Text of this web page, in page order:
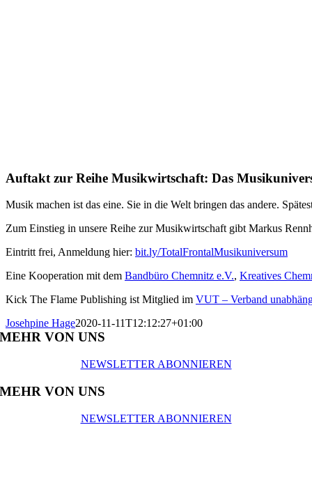
Auftakt zur Reihe Musikwirtschaft: Das
Musik machen ist das eine. Sie in die Welt bringen das andere.
Zum Einstieg in unsere Reihe zur Musikwirtschaft gibt Markus
Eintritt frei, Anmeldung hier: bit.ly/TotalFrontalMusikuniversum
Eine Kooperation mit dem Bandbüro Chemnitz e.V., Kreatives
Kick The Flame Publishing ist Mitglied im VUT – Verband
Josehpine Hage2020-11-11T12:12:27+01:00
MEHR VON UNS
NEWSLETTER ABONNIEREN
MEHR VON UNS
NEWSLETTER ABONNIEREN